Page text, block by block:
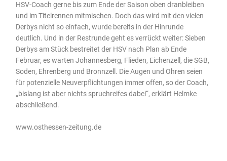
HSV-Coach gerne bis zum Ende der Saison oben dranbleiben
und im Titelrennen mitmischen. Doch das wird mit den vielen
Derbys nicht so einfach, wurde bereits in der Hinrunde
deutlich. Und in der Restrunde geht es verrückt weiter: Sieben
Derbys am Stück bestreitet der HSV nach Plan ab Ende
Februar, es warten Johannesberg, Flieden, Eichenzell, die SGB,
Soden, Ehrenberg und Bronnzell. Die Augen und Ohren seien
für potenzielle Neuverpflichtungen immer offen, so der Coach,
„bislang ist aber nichts spruchreifes dabei“, erklärt Helmke
abschließend.
www.osthessen-zeitung.de